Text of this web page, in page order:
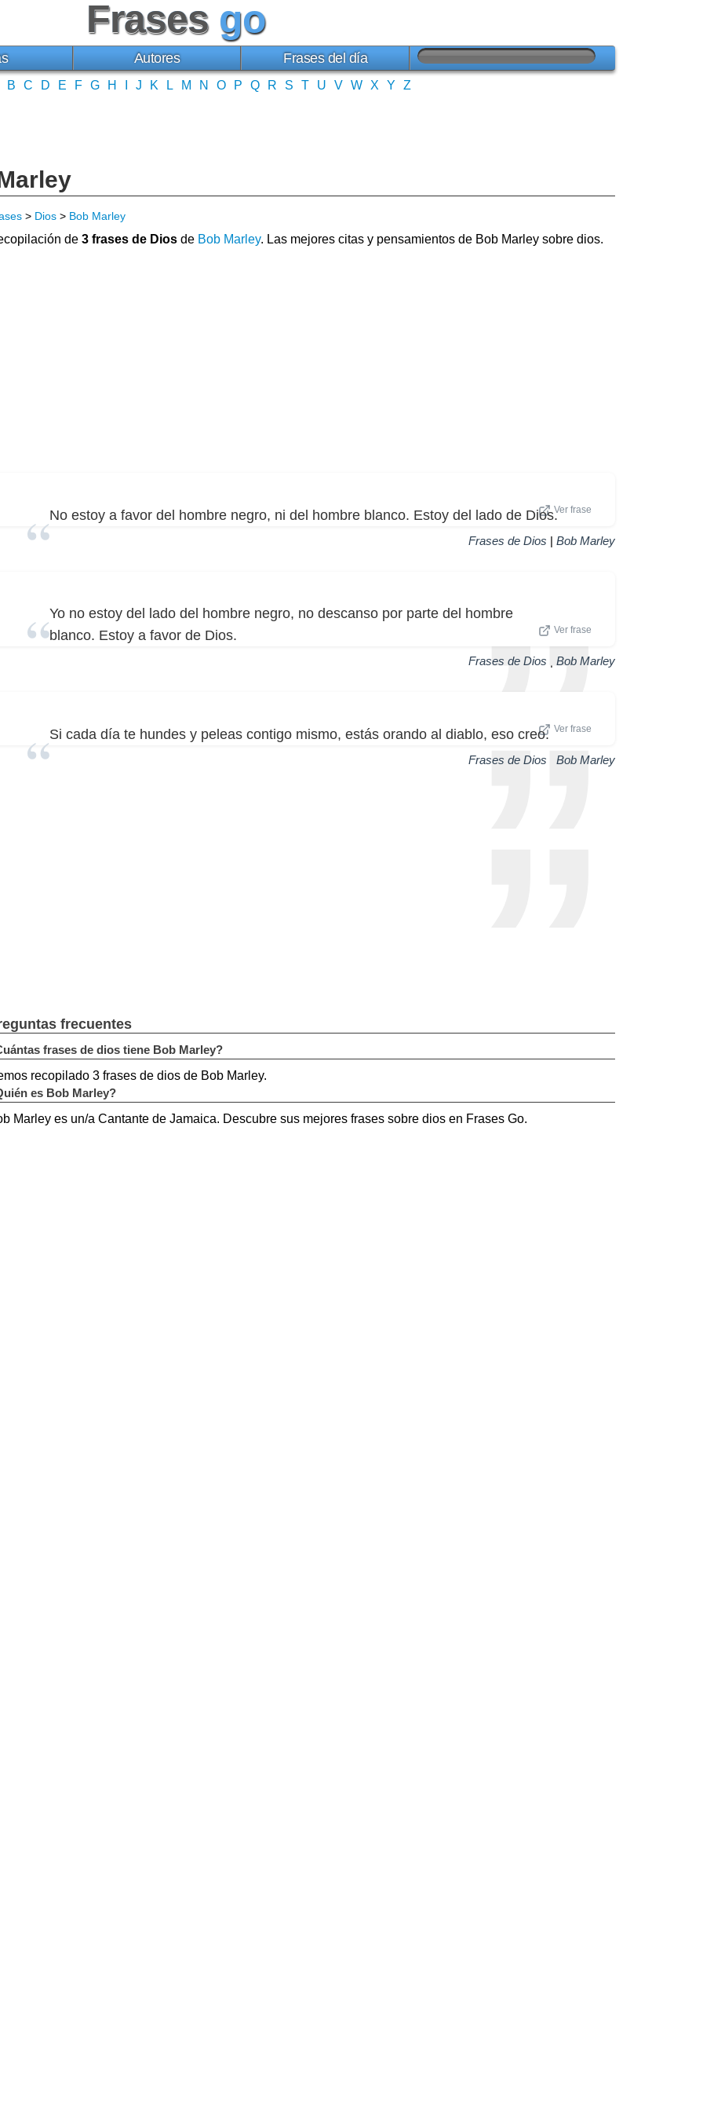
Frases go
Autores Frases del día
B C D E F G H J K L M N O P Q R S T U V W X Y Z
> Dios > Bob Marley
de 3 frases de Dios de Bob Marley. Las mejores citas y pensamientos de Bob Marley sobre dios.
No estoy a favor del hombre negro, ni del hombre blanco. Estoy del lado de Dios.Ver frase
Frases de Dios | Bob Marley
Yo no estoy del lado del hombre negro, no descanso por parte del hombre
blanco. Estoy a favor de Dios.
Ver frase
Frases de Dios Bob Marley
Si cada día te hundes y peleas contigo mismo, estás orando al diablo, eso creo. Ver frase
Frases de Dios Bob Marley
frecuentes
frases de dios tiene Bob Marley?
recopilado 3 frases de dios de Bob Marley.
es Bob Marley?
Marley es un/a Cantante de Jamaica. Descubre sus mejores frases sobre dios en Frases Go.